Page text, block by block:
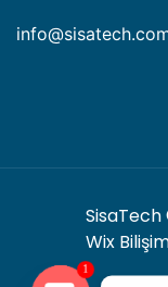
SisaTech
Wix
1